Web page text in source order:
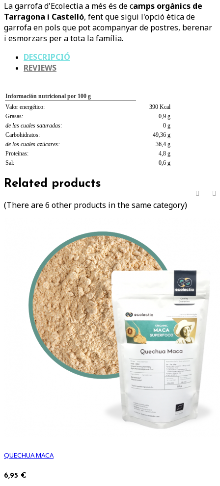
La garrofa d'Ecolectia a més és de camps orgànics de
Tarragona i Castelló, fent que sigui l'opció ètica de
garrofa en pols que pot acompanyar de postres, berenar
i esmorzars per a tota la família.
DESCRIPCIÓ
REVIEWS
Información nutricional por 100 g
Valor energético:
390 Kcal
Grasas:
0,9 g
de las cuales saturadas:
0 g
Carbohidratos:
49,36 g
de los cuales azúcares:
36,4 g
Proteínas:
4,8 g
Sal:
0,6 g
Related products
(There are 6 other products in the same category)
QUECHUA MACA
6,95 €